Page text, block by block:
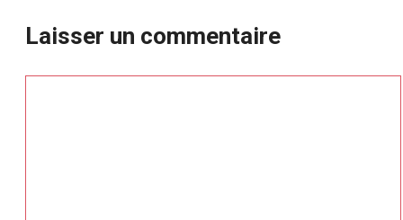
Laisser un commentaire